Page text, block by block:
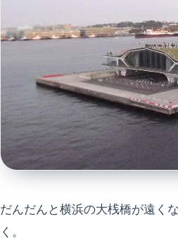
だんだんと横浜の大桟橋が遠く
く。